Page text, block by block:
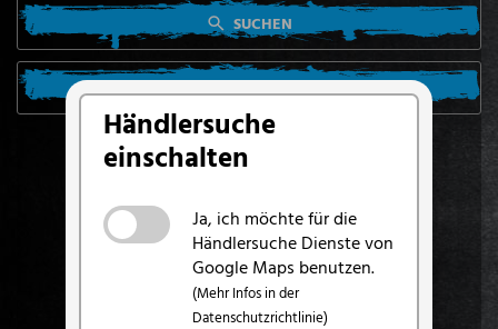
Händlersuche
einschalten
Ja, ich möchte für die
Händlersuche Dienste von
Google Maps benutzen.
(Mehr Infos in der
Datenschutzrichtlinie)
SUCHEN
SUCHE VON MEINEM STANDORT AUS